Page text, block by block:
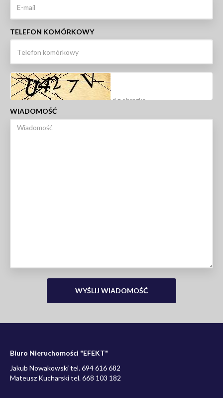
TELEFON KOMÓRKOWY
WIADOMOŚĆ
Biuro Nieruchomości "EFEKT"
Jakub Nowakowski tel. 694 616 682
Mateusz Kucharski tel. 668 103 182